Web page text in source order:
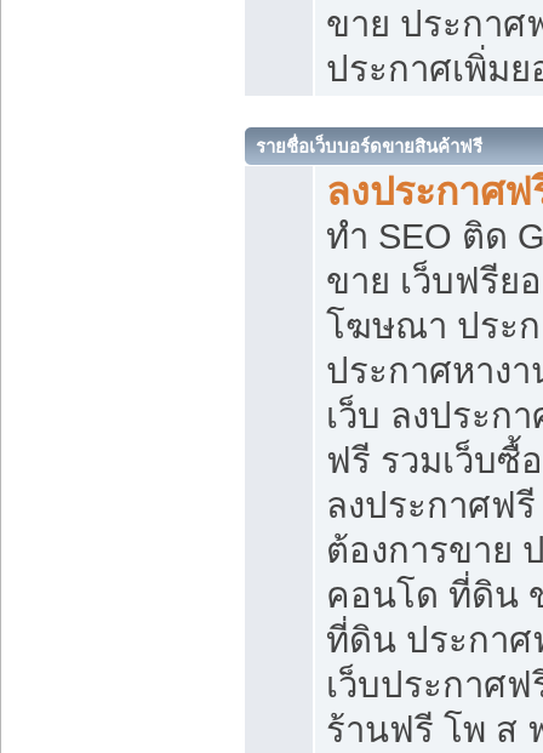
ขาย ประกาศ
ประกาศเพิ่ม
รายชื่อเว็บบอร์ดขายสินค้าฟรี
ลงประกาศฟ
ทำ SEO ติด
ขาย เว็บฟรีย
โฆษณา ประ
ประกาศหาง
เว็บ ลงประก
ฟรี รวมเว็บซื้
ลงประกาศฟ
ต้องการขาย
คอนโด ที่ดิน
ที่ดิน ประกา
เว็บประกาศ
ร้านฟรี โพ ส